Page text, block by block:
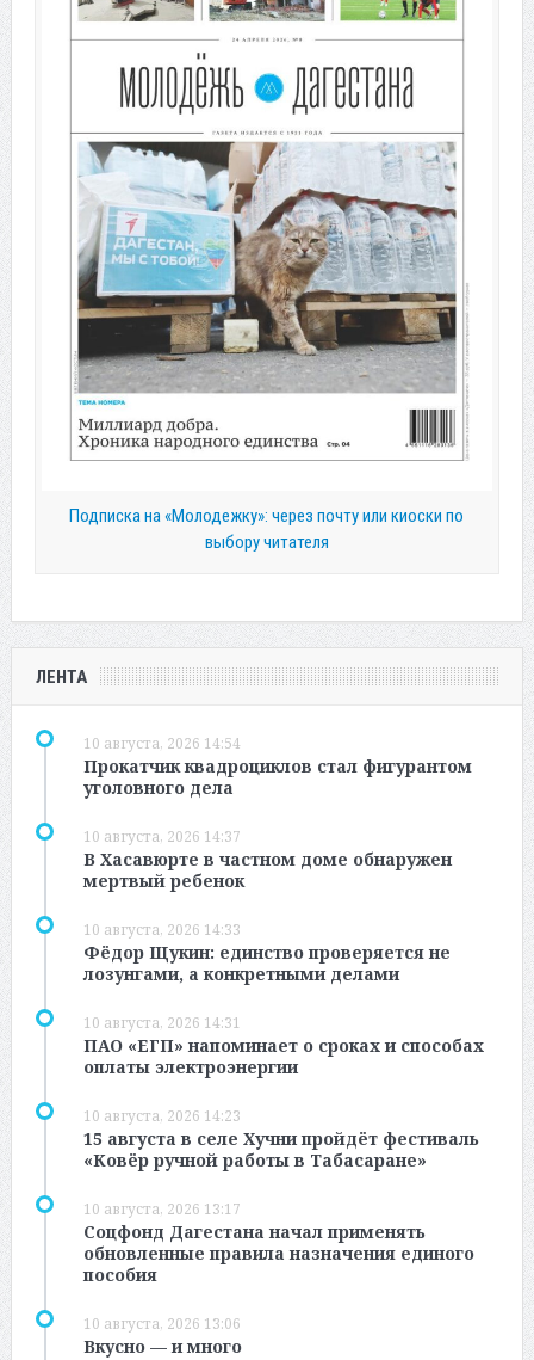
Подписка на «Молодежку»: через почту или киоски по
выбору читателя
ЛЕНТА
10 августа, 2026 14:54
Прокатчик квадроциклов стал фигурантом
уголовного дела
10 августа, 2026 14:37
В Хасавюрте в частном доме обнаружен
мертвый ребенок
10 августа, 2026 14:33
Фёдор Щукин: единство проверяется не
лозунгами, а конкретными делами
10 августа, 2026 14:31
ПАО «ЕГП» напоминает о сроках и способах
оплаты электроэнергии
10 августа, 2026 14:23
15 августа в селе Хучни пройдёт фестиваль
«Ковёр ручной работы в Табасаране»
10 августа, 2026 13:17
Соцфонд Дагестана начал применять
обновленные правила назначения единого
пособия
10 августа, 2026 13:06
Вкусно — и много